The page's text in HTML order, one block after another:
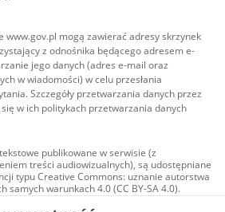
www.gov.pl mogą zawierać adresy skrzynek
z odnośnika będącego adresem e-
jego danych (adres e-mail oraz
w wiadomości) w celu przesłania
Szczegóły przetwarzania danych przez
w ich politykach przetwarzania danych
publikowane w serwisie (z
treści audiowizualnych), są udostępniane
typu Creative Commons: uznanie autorstwa
samych warunkach 4.0 (CC BY-SA 4.0).
audiowizualne, w tym zdjęcia, materiały